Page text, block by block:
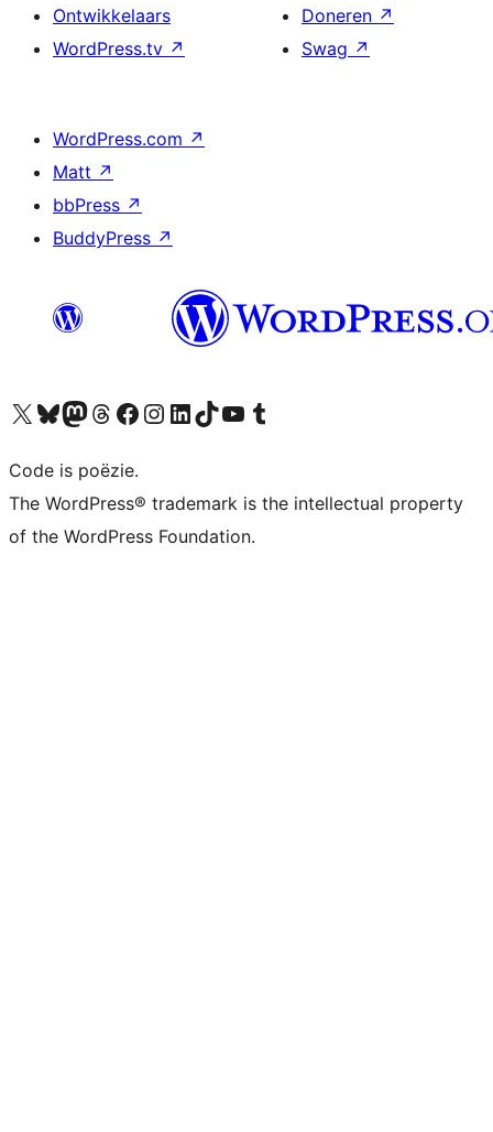
Ontwikkelaars
WordPress.tv ↗
Doneren ↗
Swag ↗
WordPress.com ↗
Matt ↗
bbPress ↗
BuddyPress ↗
Bezoek ons X (voorheen Twitter) account
Bezoek ons Bluesky account
Bezoek ons Mastodon account
Bezoek ons Threads account
Onze Facebook pagina bezoeken
Bezoek ons Instagram account
Bezoek ons LinkedIn account
Bezoek ons TikTok account
Bezoek ons YouTube kanaalBezoek ons Tumblr account
Code is poëzie.
The WordPress® trademark is the intellectual property
of the WordPress Foundation.